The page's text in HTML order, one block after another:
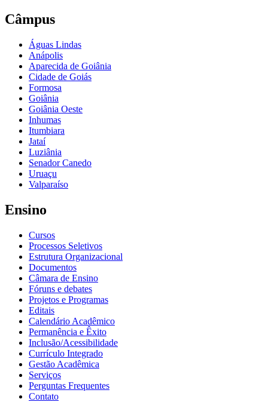
Câmpus
Águas Lindas
Anápolis
Aparecida de Goiânia
Cidade de Goiás
Formosa
Goiânia
Goiânia Oeste
Inhumas
Itumbiara
Jataí
Luziânia
Senador Canedo
Uruaçu
Valparaíso
Ensino
Cursos
Processos Seletivos
Estrutura Organizacional
Documentos
Câmara de Ensino
Fóruns e debates
Projetos e Programas
Editais
Calendário Acadêmico
Permanência e Êxito
Inclusão/Acessibilidade
Currículo Integrado
Gestão Acadêmica
Serviços
Perguntas Frequentes
Contato